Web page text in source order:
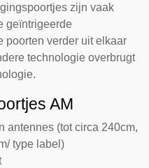
zijn vaak
geïntrigeerde
poorten verder uit elkaar
technologie overbrugt
AM
antennes (tot circa 240cm,
type label)